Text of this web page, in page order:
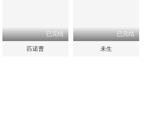
已完结
匹诺曹
已完结
未生